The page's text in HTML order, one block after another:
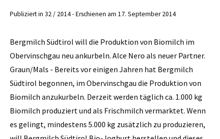
Publiziert in 32 / 2014 - Erschienen am 17. September 2014
Bergmilch Südtirol will die Produktion von Biomilch im
Obervinschgau neu ankurbeln. Alce Nero als neuer Partner.
Graun/Mals - Bereits vor einigen Jahren hat Bergmilch
Südtirol begonnen, im Obervinschgau die Produktion von
Biomilch anzukurbeln. Derzeit werden täglich ca. 1.000 kg
Biomilch produziert und als Frischmilch vermarktet. Wenn
es gelingt, mindestens 5.000 kg zusätzlich zu produzieren,